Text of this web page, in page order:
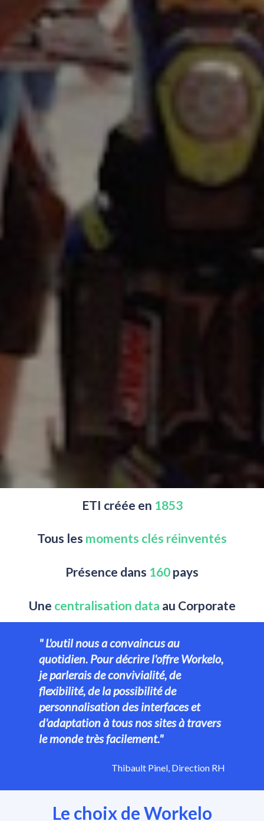
ETI créée en 1853
Tous les moments clés réinventés
Présence dans 160 pays
Une centralisation data au Corporate
" L'outil nous a convaincus au
quotidien. Pour décrire l'offre Workelo,
je parlerais de convivialité, de
flexibilité, de la possibilité de
personnalisation des interfaces et
d'adaptation à tous nos sites à travers
le monde très facilement."
Thibault Pinel, Direction RH
Le choix de Workelo